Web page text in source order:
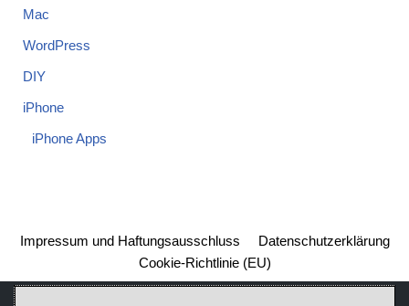
Mac
WordPress
DIY
iPhone
iPhone Apps
Impressum und Haftungsausschluss
Datenschutzerklärung
Cookie-Richtlinie (EU)